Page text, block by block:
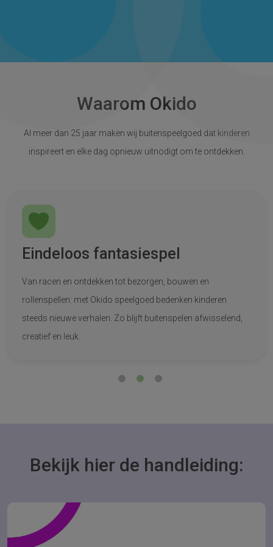
Waarom Okido
Al meer dan 25 jaar maken wij buitenspeelgoed dat kinderen
inspireert en elke dag opnieuw uitnodigt om te ontdekken.
Eindeloos fantasiespel
Van racen en ontdekken tot bezorgen, bouwen en
rollenspellen: met Okido speelgoed bedenken kinderen
steeds nieuwe verhalen. Zo blijft buitenspelen afwisselend,
creatief en leuk.
Bekijk hier de handleiding: